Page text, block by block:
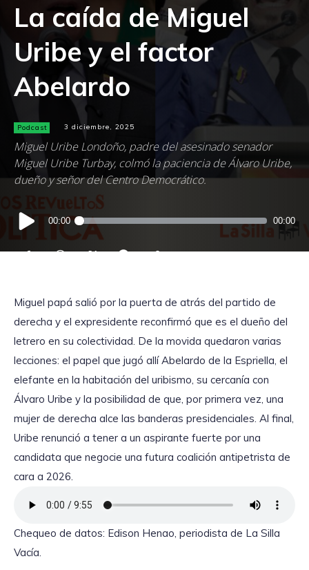
La caída de Miguel
Uribe y el factor
Abelardo
Podcast 3 diciembre, 2025
Miguel Uribe Londoño, padre del asesinado senador
Miguel Uribe Turbay, colmó la paciencia de Álvaro Uribe,
dueño y señor del Centro Democrático.
Reproductor
de
00:00 00:00
Miguel papá salió por la puerta de atrás del partido de
derecha y el expresidente reconfirmó que es el dueño del
letrero en su colectividad. De la movida quedaron varias
lecciones: el papel que jugó allí Abelardo de la Espriella, el
elefante en la habitación del uribismo, su cercanía con
Álvaro Uribe y la posibilidad de que, por primera vez, una
mujer de derecha alce las banderas presidenciales. Al final,
Uribe renunció a tener a un aspirante fuerte por una
candidata que negocie una futura coalición antipetrista de
cara a 2026.
Chequeo de datos: Edison Henao, periodista de La Silla
Vacía.